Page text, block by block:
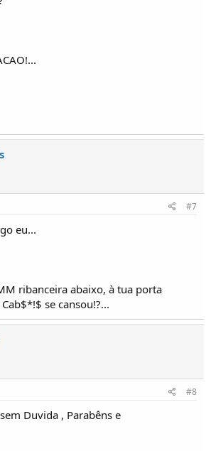
#7
eu...
ribanceira abaixo, à tua porta
se cansou!?...
#8
Duvida , Parabêns e